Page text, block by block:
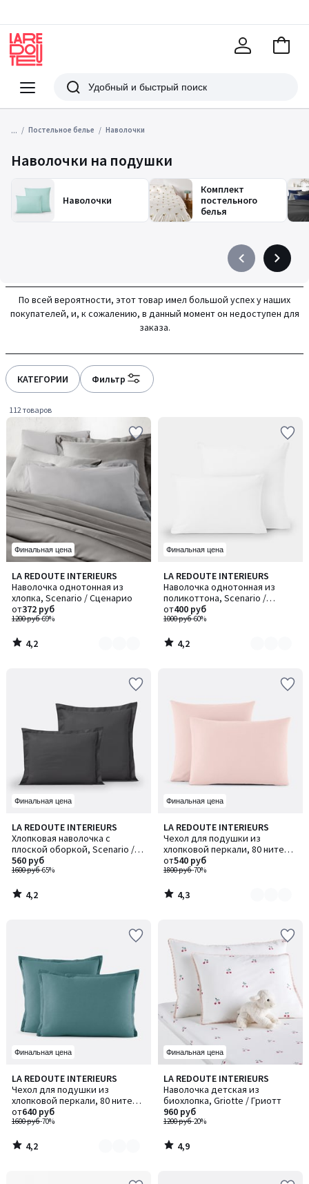
Меню
Redoute
Поиск
В
... Постельное белье Наволочки
Наволочки на подушки
Наволочки
Комплект
постельного
белья
Précédent
à
gauche
Suivant
à
droite
По всей вероятности, этот товар имел большой успех у наших
покупателей, и, к сожалению, в данный момент он недоступен для
заказа.
КАТЕГОРИИ Фильтр
112 товаров
Финальная цена
LA REDOUTE INTERIEURS
Наволочка однотонная из
хлопка, Scenario / Сценарио
1200 руб-69%
от372 руб
4,2
/ 5
Количество
цветов:
7
4,2
/
Финальная цена
LA REDOUTE INTERIEURS
Наволочка однотонная из
поликоттона, Scenario /
Сценарио
1000 руб-60%
от400 руб
4,2
/ 5
Количество
цветов:
6
4,2
/
Финальная цена
LA REDOUTE INTERIEURS
Хлопковая наволочка с
плоской оборкой, Scenario /
Сценарио
1600 руб-65%
560 руб
4,2
/ 5
4,2
/
Финальная цена
LA REDOUTE INTERIEURS
Чехол для подушки из
хлопковой перкали, 80 нитей/
см², Scenario / Сценарио
1800 руб-70%
от540 руб
4,3
/ 5
Количество
цветов:
6
4,3
/
Финальная цена
LA REDOUTE INTERIEURS
Чехол для подушки из
хлопковой перкали, 80 нитей/
см², Scenario / Сценарио
1600 руб-70%
от640 руб
4,2
/ 5
Количество
цветов:
3
4,2
/
Финальная цена
LA REDOUTE INTERIEURS
Наволочка детская из
биохлопка, Griotte / Гриотт
1200 руб-20%
960 руб
4,9
/ 5
4,9
/